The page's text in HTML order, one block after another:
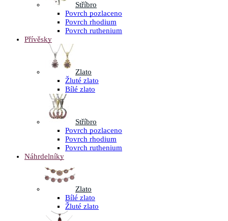
Stříbro
Povrch pozlaceno
Povrch rhodium
Povrch ruthenium
Přívěsky
Zlato
Žluté zlato
Bílé zlato
Stříbro
Povrch pozlaceno
Povrch rhodium
Povrch ruthenium
Náhrdelníky
Zlato
Bílé zlato
Žluté zlato